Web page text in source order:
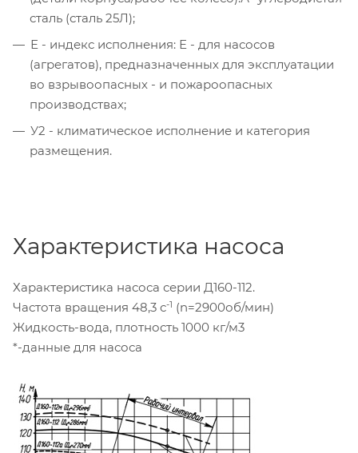
сталь (сталь 25Л);
Е - индекс исполнения: Е - для насосов
(агрегатов), предназначенных для эксплуатации
во взрывоопасных - и пожароопасных
производствах;
У2 - климатическое исполнение и категория
размещения.
Характеристика насоса
Характеристика насоса серии Д160-112.
Частота вращения 48,3 с-1 (n=2900об/мин)
Жидкость-вода, плотность 1000 кг/м3
*-данные для насоса